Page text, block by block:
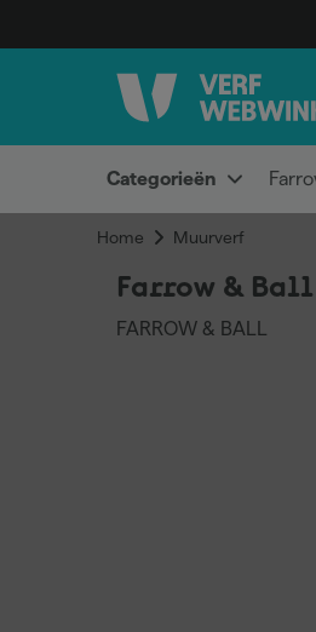
Categorieën
Home Muurverf
Farrow &
FARROW & BALL